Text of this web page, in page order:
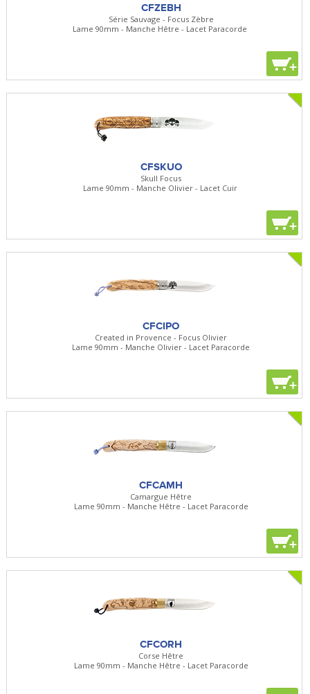
CFZEBH
Série Sauvage - Focus Zèbre
Lame 90mm - Manche Hêtre - Lacet Paracorde
+
CFSKUO
Skull Focus
Lame 90mm - Manche Olivier - Lacet Cuir
+
CFCIPO
Created in Provence - Focus Olivier
Lame 90mm - Manche Olivier - Lacet Paracorde
+
CFCAMH
Camargue Hêtre
Lame 90mm - Manche Hêtre - Lacet Paracorde
+
CFCORH
Corse Hêtre
Lame 90mm - Manche Hêtre - Lacet Paracorde